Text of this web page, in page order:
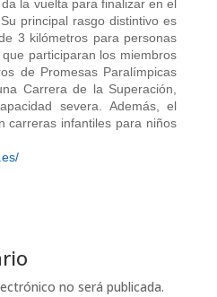
la vuelta para finalizar en el
principal rasgo distintivo es
3 kilómetros para personas
participaran los miembros
de Promesas Paralímpicas
Carrera de la Superación,
severa. Además, el
carreras infantiles para niños
no será publicada.